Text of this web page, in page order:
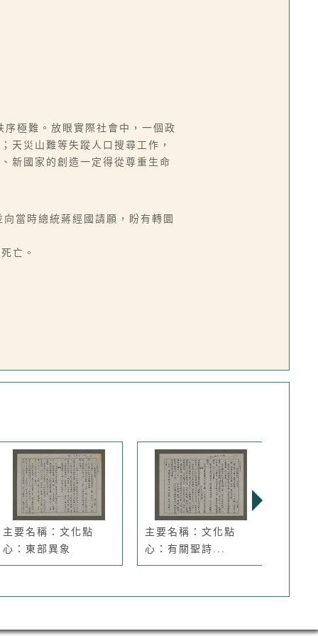
極難。放眼實際社會中，一個政
天災山難等失蹤人口搜尋工作，
新國家的創造一定得從尊重生命
當時總統蔣經國請願，盼有轉圜
亡。
主要名稱：文化點
心：東部異象
主要名稱：文化點
心：有關聖詩...